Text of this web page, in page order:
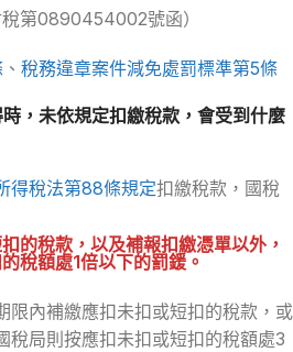
第0890454002號函）
、 稅務違章案件減免處罰標準第5條
，未依規定扣繳稅款，會受到什麼
得稅法第88條規定扣繳稅款，國稅
的稅款，以及補報扣繳憑單以外，
稅額處1倍以下的罰鍰。
限內補繳應扣未扣或短扣的稅款，或
稅局則按應扣未扣或短扣的稅額處3